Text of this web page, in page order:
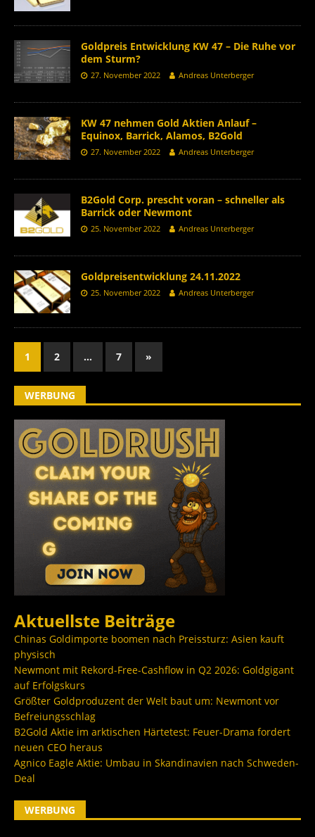
Goldpreis Entwicklung KW 47 – Die Ruhe vor
dem Sturm?
27. November 2022 Andreas Unterberger
KW 47 nehmen Gold Aktien Anlauf –
Equinox, Barrick, Alamos, B2Gold
27. November 2022 Andreas Unterberger
B2Gold Corp. prescht voran – schneller als
Barrick oder Newmont
25. November 2022 Andreas Unterberger
Goldpreisentwicklung 24.11.2022
25. November 2022 Andreas Unterberger
1 2 … 7 »
WERBUNG
Aktuellste Beiträge
Chinas Goldimporte boomen nach Preissturz: Asien kauft
physisch
Newmont mit Rekord-Free-Cashflow in Q2 2026: Goldgigant
auf Erfolgskurs
Größter Goldproduzent der Welt baut um: Newmont vor
Befreiungsschlag
B2Gold Aktie im arktischen Härtetest: Feuer-Drama fordert
neuen CEO heraus
Agnico Eagle Aktie: Umbau in Skandinavien nach Schweden-
Deal
WERBUNG